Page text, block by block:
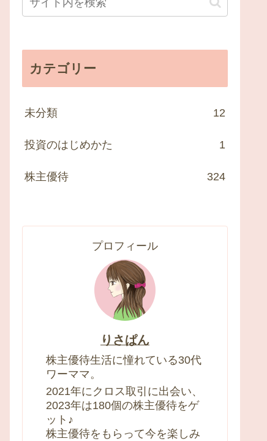
カテゴリー
未分類 12
投資のはじめかた 1
株主優待 324
プロフィール
りさぱん
株主優待生活に憧れている30代
ワーママ。
2021年にクロス取引に出会い、
2023年は180個の株主優待をゲ
ット♪
株主優待をもらって今を楽しみ